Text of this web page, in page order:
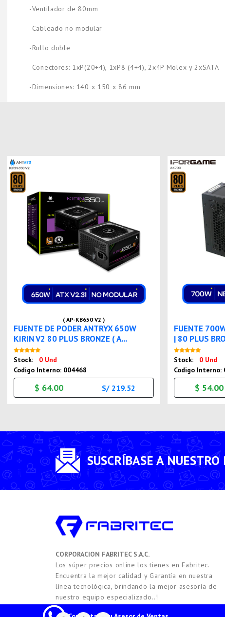
-Ventilador de 80mm
-Cableado no modular
-Rollo doble
-Conectores: 1xP(20+4), 1xP8 (4+4), 2x4P Molex y 2xSATA
-Dimensiones: 140 x 150 x 86 mm
( AP-KB650 V2 )
FUENTE DE PODER ANTRYX 650W
KIRIN V2 80 PLUS BRONZE ( A...
Stock:
0 Und
Codigo Interno: 004468
$ 64.00 S/ 219.52
FUENTE
| 80 PLUS
Stock:
0 Und
Codigo Interno:
$ 54.00
SUSCRÍBASE A
CORPORACION FABRITEC S.A.C.
Los súper precios online los tienes en Fabritec.
Encuentra la mejor calidad y Garantía en nuestra
línea tecnológica, brindando la mejor asesoría de
nuestro equipo especializado..!